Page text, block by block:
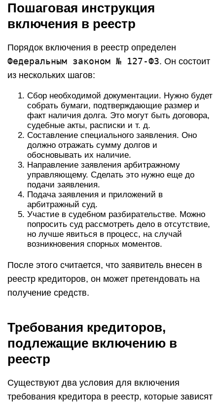
Пошаговая инструкция
включения в реестр
Порядок включения в реестр определен
Федеральным законом № 127-ФЗ. Он состоит
из нескольких шагов:
Сбор необходимой документации. Нужно будет
собрать бумаги, подтверждающие размер и
факт наличия долга. Это могут быть договора,
судебные акты, расписки и т. д.
Составление специального заявления. Оно
должно отражать сумму долгов и
обосновывать их наличие.
Направление заявления арбитражному
управляющему. Сделать это нужно еще до
подачи заявления.
Подача заявления и приложений в
арбитражный суд.
Участие в судебном разбирательстве. Можно
попросить суд рассмотреть дело в отсутствие,
но лучше явиться в процесс, на случай
возникновения спорных моментов.
После этого считается, что заявитель внесен в
реестр кредиторов, он может претендовать на
получение средств.
Требования кредиторов,
подлежащие включению в
реестр
Существуют два условия для включения
требования кредитора в реестр, которые зависят